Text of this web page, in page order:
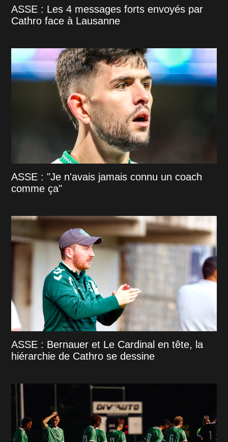
ASSE : Les 4 messages forts envoyés par
Cathro face à Lausanne
ASSE : "Je n'avais jamais connu un coach
comme ça"
ASSE : Bernauer et Le Cardinal en tête, la
hiérarchie de Cathro se dessine